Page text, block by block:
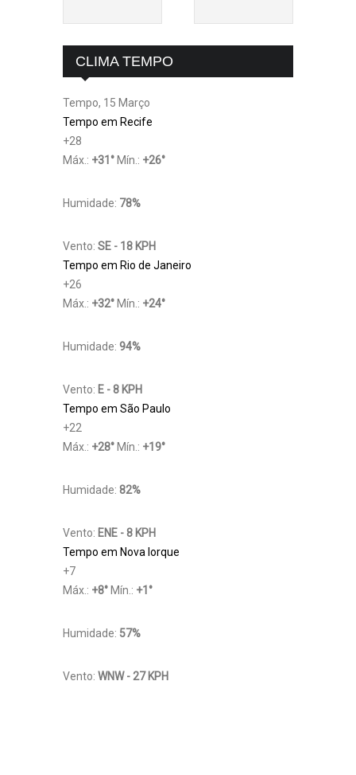
CLIMA TEMPO
Tempo, 15 Março
Tempo em Recife
+28
Máx.: +31 ° Mín.: +26°
Humidade: 78%
Vento: SE - 18 KPH
Tempo em Rio de Janeiro
+26
Máx.: +32° Mín.: +24°
Humidade: 94%
Vento: E - 8 KPH
Tempo em São Paulo
+22
Máx.: +28° Mín.: +19°
Humidade: 82%
Vento: ENE - 8 KPH
Tempo em Nova Iorque
+7
Máx.: +8° Mín.: +1 °
Humidade: 57%
Vento: WNW - 27 KPH